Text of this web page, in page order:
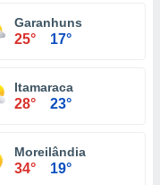
Garanhuns
25° 17°
Itamaraca
28° 23°
Moreilândia
34° 19°